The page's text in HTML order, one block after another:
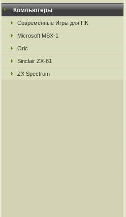
Компьютеры
Современные Игры для ПК
Microsoft MSX-1
Oric
Sinclair ZX-81
ZX Spectrum